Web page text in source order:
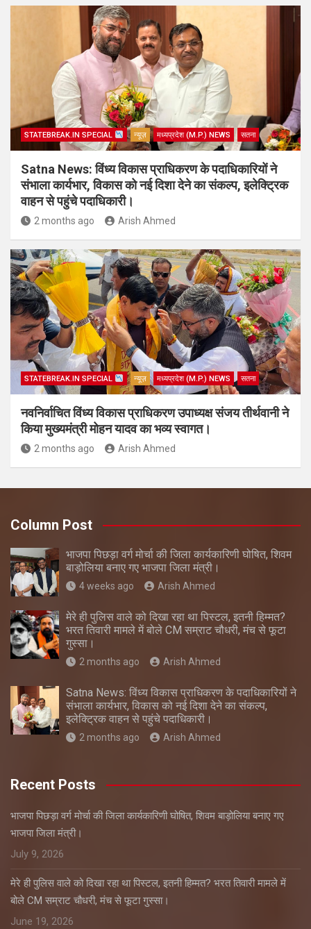
STATEBREAK.IN SPECIAL न्यूज़ मध्यप्रदेश (M.P.) NEWS सतना
Satna News: विंध्य विकास प्राधिकरण के पदाधिकारियों ने
संभाला कार्यभार, विकास को नई दिशा देने का संकल्प, इलेक्ट्रिक
वाहन से पहुंचे पदाधिकारी।
2 months ago Arish Ahmed
STATEBREAK.IN SPECIAL न्यूज़ मध्यप्रदेश (M.P.) NEWS सतना
नवनिर्वाचित विंध्य विकास प्राधिकरण उपाध्यक्ष संजय तीर्थवानी ने
किया मुख्यमंत्री मोहन यादव का भव्य स्वागत।
2 months ago Arish Ahmed
Column Post
भाजपा पिछड़ा वर्ग मोर्चा की जिला कार्यकारिणी घोषित, शिवम
बाड़ोलिया बनाए गए भाजपा जिला मंत्री।
4 weeks ago Arish Ahmed
मेरे ही पुलिस वाले को दिखा रहा था पिस्टल, इतनी हिम्मत?
भरत तिवारी मामले में बोले CM सम्राट चौधरी, मंच से फूटा
गुस्सा।
2 months ago Arish Ahmed
Satna News: विंध्य विकास प्राधिकरण के पदाधिकारियों ने
संभाला कार्यभार, विकास को नई दिशा देने का संकल्प,
इलेक्ट्रिक वाहन से पहुंचे पदाधिकारी।
2 months ago Arish Ahmed
Recent Posts
भाजपा पिछड़ा वर्ग मोर्चा की जिला कार्यकारिणी घोषित, शिवम बाड़ोलिया बनाए गए
भाजपा जिला मंत्री।
July 9, 2026
मेरे ही पुलिस वाले को दिखा रहा था पिस्टल, इतनी हिम्मत? भरत तिवारी मामले में
बोले CM सम्राट चौधरी, मंच से फूटा गुस्सा।
June 19, 2026